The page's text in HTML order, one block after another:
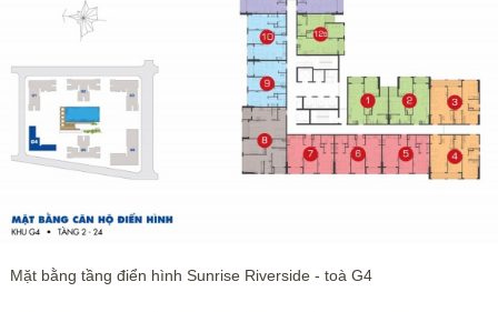
Mặt bằng tầng điển hình Sunrise Riverside - toà G4